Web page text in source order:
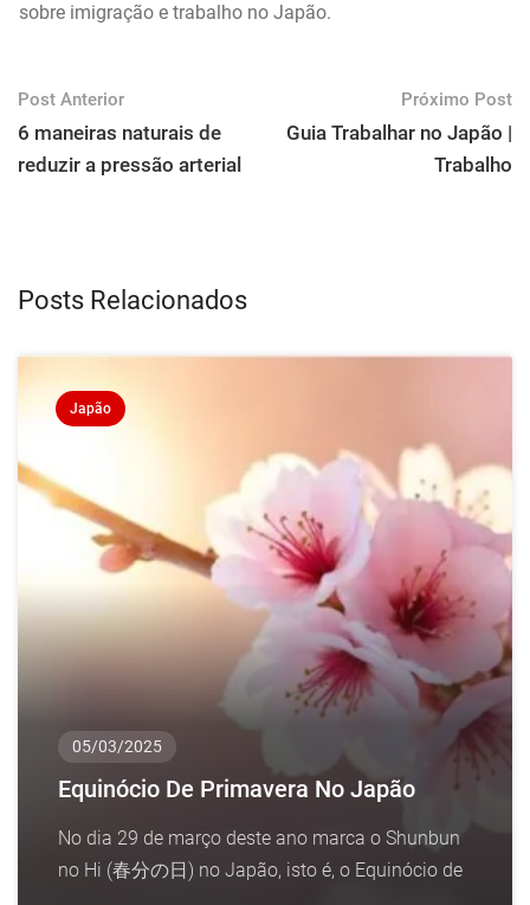
sobre imigração e trabalho no Japão.
Post Anterior
6 maneiras naturais de
reduzir a pressão arterial
Próximo Post
Guia Trabalhar no Japão |
Trabalho
Posts Relacionados
Japão
05/03/2025
Equinócio De Primavera No Japão
No dia 29 de março deste ano marca o Shunbun
no Hi (春分の日) no Japão, isto é, o Equinócio de